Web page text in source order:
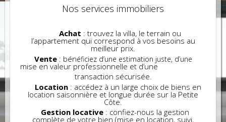
Nos services immobiliers
Achat : trouvez la villa, le terrain ou
l’appartement qui correspond à vos besoins au
meilleur prix.
Vente : bénéficiez d’une estimation juste, d’une
mise en valeur professionnelle et d’une
transaction sécurisée.
Location : accédez à un large choix de biens en
location saisonnière et longue durée sur la Petite
Côte.
Gestion locative : confiez-nous la gestion
complète de votre bien (mise en location, suivi,